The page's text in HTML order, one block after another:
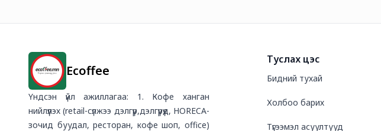
Ecoffee
Үндсэн үйл ажиллагаа: 1. Кофе ханган
нийлүүлэх (retail-сүлжээ дэлгүүр,дэлгүүрүүд, HORECA-
зочид буудал, ресторан, кофе шоп, office)
Туслах цэс
Бидний тухай
Холбоо барих
Түгээмэл асуултууд